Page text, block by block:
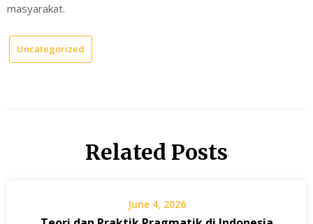
masyarakat.
Uncategorized
Related Posts
June 4, 2026